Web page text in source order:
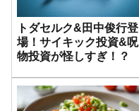
トダセルク&田中俊行登
場！サイキック投資&呪
物投資が怪しすぎ！？